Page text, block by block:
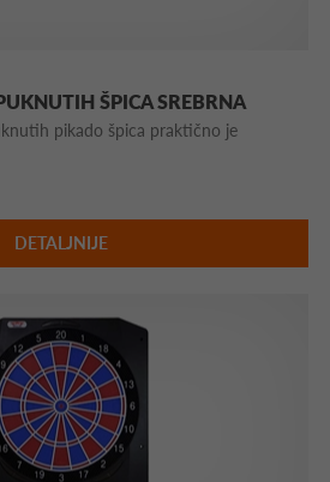
ŠPICA SREBRNA
pikado špica praktično je
DETALJNIJE